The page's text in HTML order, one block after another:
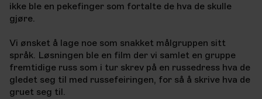
ikke ble en pekefinger som fortalte de hva de skulle
gjøre.
Vi ønsket å lage noe som snakket målgruppen sitt
språk. Løsningen ble en film der vi samlet en gruppe
fremtidige russ som i tur skrev på en russedress hva de
gledet seg til med russefeiringen, for så å skrive hva de
gruet seg til.